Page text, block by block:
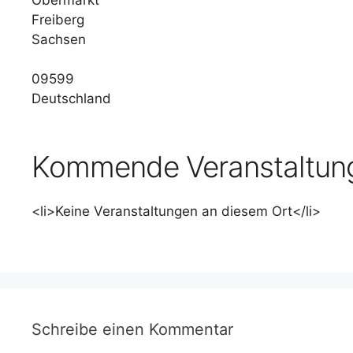
Freiberg
Sachsen
09599
Deutschland
Kommende
<li>Keine Veranstaltungen an diesem Ort</li>
Schreibe einen Kommentar